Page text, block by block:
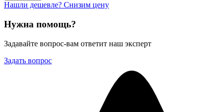
Нашли дешевле? Снизим цену
Нужна помощь?
Задавайте вопрос-вам ответит наш эксперт
Задать вопрос